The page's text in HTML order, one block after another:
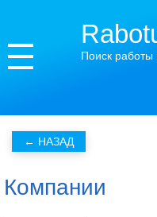
Поиск работы
Компании